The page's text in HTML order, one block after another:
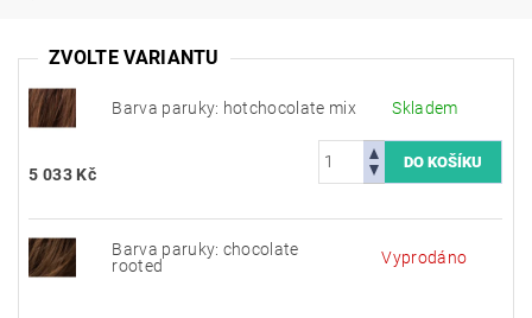
ZVOLTE VARIANTU
Barva paruky: hotchocolate mix Skladem
5 033 Kč
Barva paruky: chocolate
rooted
Vyprodáno